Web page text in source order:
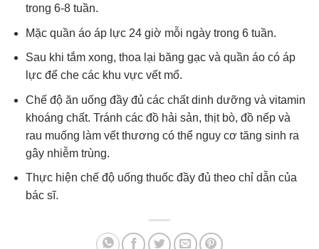
trong 6-8 tuần.
Mặc quần áo áp lực 24 giờ mỗi ngày trong 6 tuần.
Sau khi tắm xong, thoa lại băng gạc và quần áo có áp
lực để che các khu vực vết mổ.
Chế độ ăn uống đầy đủ các chất dinh dưỡng và vitamin
khoáng chất. Tránh các đồ hải sản, thịt bò, đồ nếp và
rau muống làm vết thương có thể nguy cơ tăng sinh ra
gây nhiễm trùng.
Thực hiện chế độ uống thuốc đầy đủ theo chỉ dẫn của
bác sĩ.